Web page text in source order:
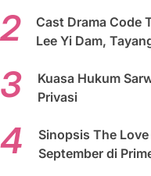
Cast Drama Code
Lee Yi Dam,
Kuasa Hukum
Privasi
Sinopsis The
September di